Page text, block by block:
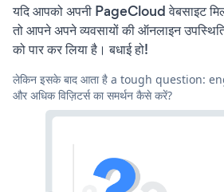
यदि आपको अपनी PageCloud वेबसाइट
तो आपने अपने व्यवसायों की ऑनलाइन
को पार कर लिया है। बधाई हो!
लेकिन इसके बाद आता है a tough question:
और अधिक विज़िटर्स का समर्थन कैसे करें?